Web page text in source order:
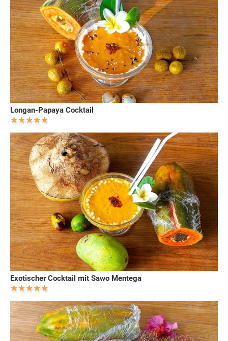
Longan-Papaya Cocktail
Exotischer Cocktail mit Sawo Mentega